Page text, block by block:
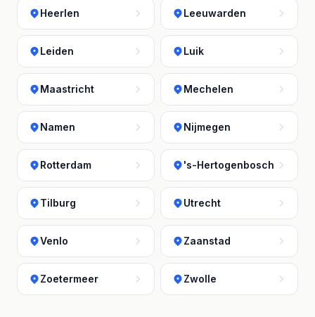
Heerlen Leeuwarden
Leiden Luik
Maastricht Mechelen
Namen Nijmegen
Rotterdam 's-Hertogenbosch
Tilburg Utrecht
Venlo Zaanstad
Zoetermeer Zwolle